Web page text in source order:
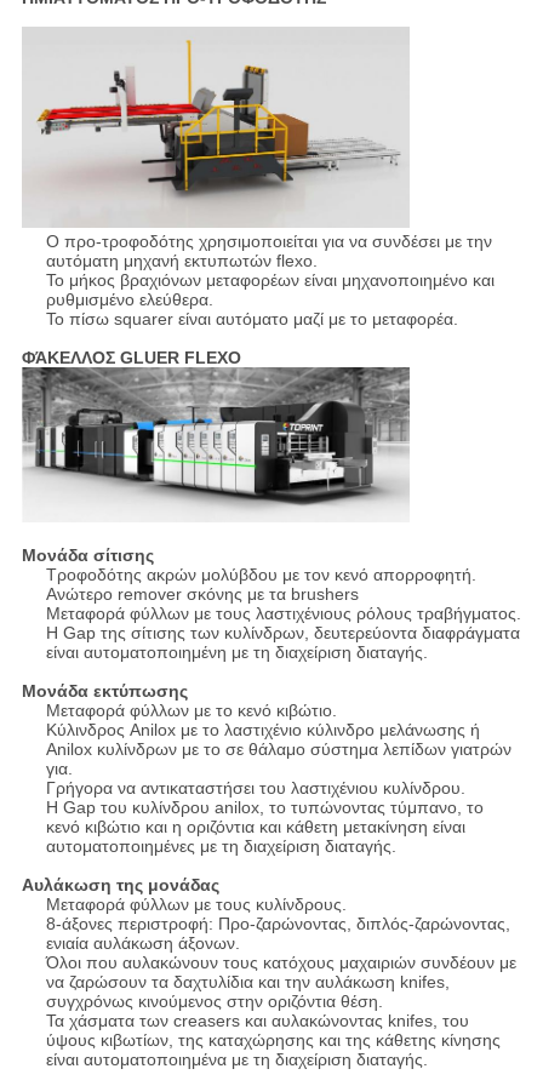
Ο προ-τροφοδότης χρησιμοποιείται για να συνδέσει με την
αυτόματη μηχανή εκτυπωτών flexo.
Το μήκος βραχιόνων μεταφορέων είναι μηχανοποιημένο και
ρυθμισμένο ελεύθερα.
Το πίσω squarer είναι αυτόματο μαζί με το μεταφορέα.
ΦΆΚΕΛΛΟΣ GLUER FLEXO
Μονάδα σίτισης
Τροφοδότης ακρών μολύβδου με τον κενό απορροφητή.
Ανώτερο remover σκόνης με τα brushers
Μεταφορά φύλλων με τους λαστιχένιους ρόλους τραβήγματος.
Η Gap της σίτισης των κυλίνδρων, δευτερεύοντα διαφράγματα
είναι αυτοματοποιημένη με τη διαχείριση διαταγής.
Μονάδα εκτύπωσης
Μεταφορά φύλλων με το κενό κιβώτιο.
Κύλινδρος Anilox με το λαστιχένιο κύλινδρο μελάνωσης ή
Anilox κυλίνδρων με το σε θάλαμο σύστημα λεπίδων γιατρών
για.
Γρήγορα να αντικαταστήσει του λαστιχένιου κυλίνδρου.
Η Gap του κυλίνδρου anilox, το τυπώνοντας τύμπανο, το
κενό κιβώτιο και η οριζόντια και κάθετη μετακίνηση είναι
αυτοματοποιημένες με τη διαχείριση διαταγής.
Αυλάκωση της μονάδας
Μεταφορά φύλλων με τους κυλίνδρους.
8-άξονες περιστροφή: Προ-ζαρώνοντας, διπλός-ζαρώνοντας,
ενιαία αυλάκωση άξονων.
Όλοι που αυλακώνουν τους κατόχους μαχαιριών συνδέουν με
να ζαρώσουν τα δαχτυλίδια και την αυλάκωση knifes,
συγχρόνως κινούμενος στην οριζόντια θέση.
Τα χάσματα των creasers και αυλακώνοντας knifes, του
ύψους κιβωτίων, της καταχώρησης και της κάθετης κίνησης
είναι αυτοματοποιημένα με τη διαχείριση διαταγής.